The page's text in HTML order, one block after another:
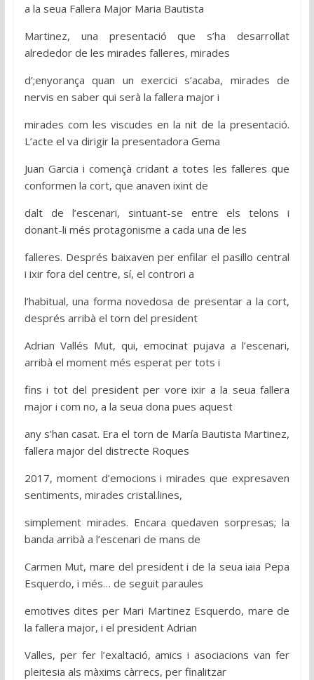
a la seua Fallera Major Maria Bautista
Martinez, una presentació que s’ha desarrollat
alrededor de les mirades falleres, mirades
d’;enyorança quan un exercici s’acaba, mirades de
nervis en saber qui serà la fallera major i
mirades com les viscudes en la nit de la presentació.
L’acte el va dirigir la presentadora Gema
Juan Garcia i començà cridant a totes les falleres que
conformen la cort, que anaven ixint de
dalt de l’escenari, sintuant-se entre els telons i
donant-li més protagonisme a cada una de les
falleres. Després baixaven per enfilar el pasillo central
i ixir fora del centre, sí, el controri a
l’habitual, una forma novedosa de presentar a la cort,
després arribà el torn del president
Adrian Vallés Mut, qui, emocinat pujava a l’escenari,
arribà el moment més esperat per tots i
fins i tot del president per vore ixir a la seua fallera
major i com no, a la seua dona pues aquest
any s’han casat. Era el torn de María Bautista Martinez,
fallera major del distrecte Roques
2017, moment d’emocions i mirades que expresaven
sentiments, mirades cristal.lines,
simplement mirades. Encara quedaven sorpresas; la
banda arribà a l’escenari de mans de
Carmen Mut, mare del president i de la seua iaia Pepa
Esquerdo, i més… de seguit paraules
emotives dites per Mari Martinez Esquerdo, mare de
la fallera major, i el president Adrian
Valles, per fer l’exaltació, amics i asociacions van fer
pleitesia als màxims càrrecs, per finalitzar